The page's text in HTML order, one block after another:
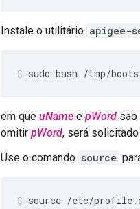
Instale o utilitário apigee-
sudo bash /tmp/
em que uName e pWord são
omitir pWord, será
Use o comando source
source /etc/